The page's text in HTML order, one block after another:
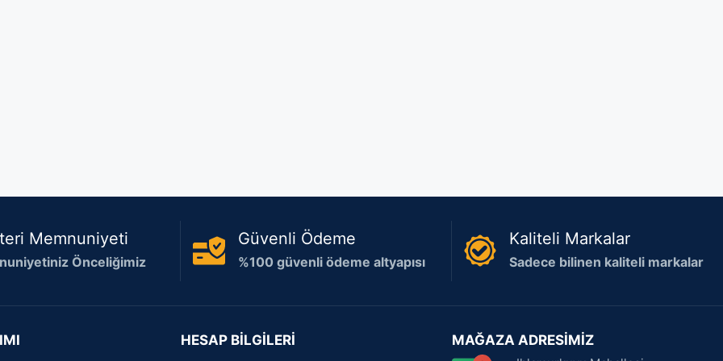
Memnuniyeti
Önceliğimiz
Güvenli Ödeme
%100 güvenli ödeme altyapısı
Kaliteli Markalar
Sadece bilinen kaliteli markalar
HESAP BİLGİLERİ MAĞAZA ADRESİMİZ